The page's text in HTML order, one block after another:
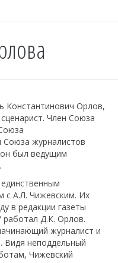
Константинович Орлов,
Член Союза
Союза журналистов
был ведущим
с А.Л. Чижевским. Их
в редакции газеты
работал Д.К. Орлов.
журналист и
неподдельный
Чижевский